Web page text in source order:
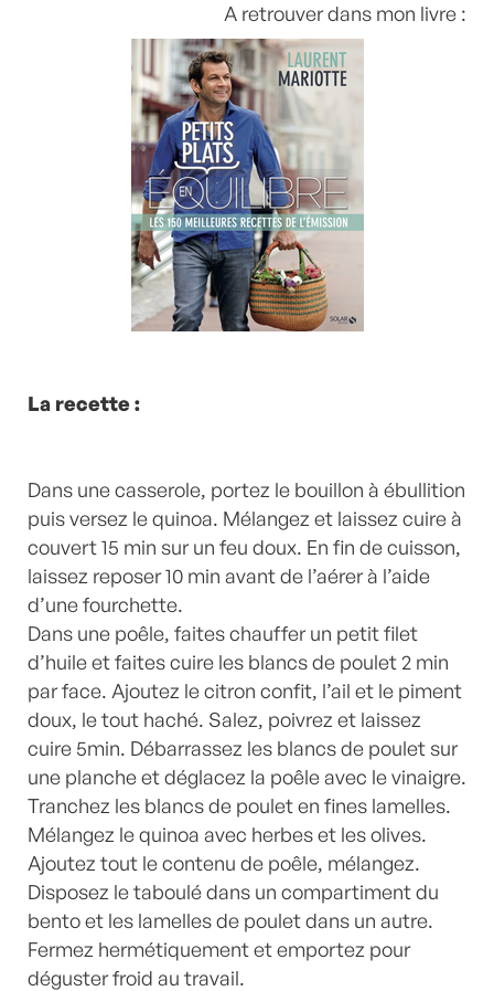
A retrouver dans mon livre :
La recette :
Dans une casserole, portez le bouillon à ébullition
puis versez le quinoa. Mélangez et laissez cuire à
couvert 15 min sur un feu doux. En fin de cuisson,
laissez reposer 10 min avant de l’aérer à l’aide
d’une fourchette.
Dans une poêle, faites chauffer un petit filet
d’huile et faites cuire les blancs de poulet 2 min
par face. Ajoutez le citron confit, l’ail et le piment
doux, le tout haché. Salez, poivrez et laissez
cuire 5min. Débarrassez les blancs de poulet sur
une planche et déglacez la poêle avec le vinaigre.
Tranchez les blancs de poulet en fines lamelles.
Mélangez le quinoa avec herbes et les olives.
Ajoutez tout le contenu de poêle, mélangez.
Disposez le taboulé dans un compartiment du
bento et les lamelles de poulet dans un autre.
Fermez hermétiquement et emportez pour
déguster froid au travail.